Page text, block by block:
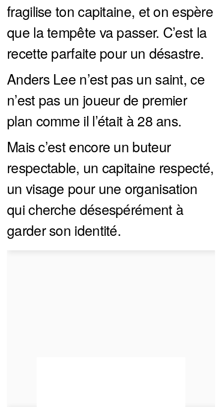
fragilise ton capitaine, et on espère
que la tempête va passer. C’est la
recette parfaite pour un désastre.
Anders Lee n’est pas un saint, ce
n’est pas un joueur de premier
plan comme il l’était à 28 ans.
Mais c’est encore un buteur
respectable, un capitaine respecté,
un visage pour une organisation
qui cherche désespérément à
garder son identité.